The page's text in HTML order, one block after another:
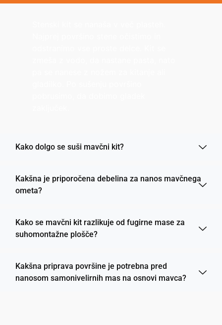
Kako dolgo se suši mavčni kit?
Kakšna je priporočena debelina za nanos mavčnega
ometa?
Kako se mavčni kit razlikuje od fugirne mase za
suhomontažne plošče?
Kakšna priprava površine je potrebna pred
nanosom samonivelirnih mas na osnovi mavca?